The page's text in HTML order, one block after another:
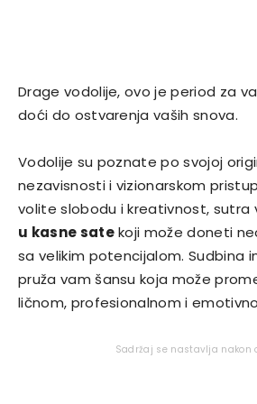
Drage vodolije, ovo je period za
doći do ostvarenja vaših snova.
Vodolije su poznate po svojoj
nezavisnosti i vizionarskom
volite slobodu i kreativnost, sutra
u kasne satekoji može doneti
sa velikim potencijalom. Sudbina
pruža vam šansu koja može
ličnom, profesionalnom i
Sadržaj se nastavlja nakon